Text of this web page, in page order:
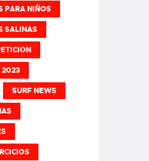
PARA NIÑOS
SALINAS
2023
SURF NEWS